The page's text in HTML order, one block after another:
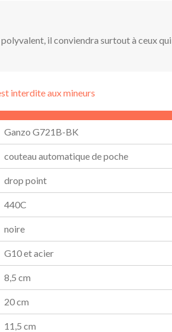
il conviendra surtout à ceux
interdite aux mineurs
Ganzo G721B-BK
couteau automatique de poche
drop point
440C
noire
G10 et acier
8,5 cm
20 cm
11,5 cm